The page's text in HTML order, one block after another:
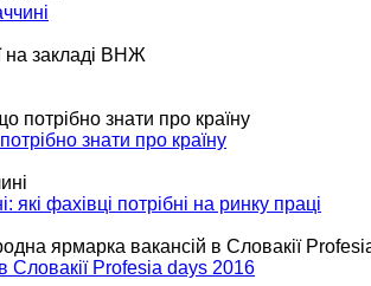
знати про країну
фахівці потрібні на ринку праці
Словакії Profesia days 2016